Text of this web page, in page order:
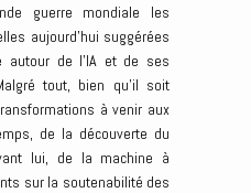
guerre mondiale les
aujourd’hui suggérées
autour de l’IA et de ses
tout, bien qu’il soit
à venir aux
de la découverte du
lui, de la machine à
sur la soutenabilité des